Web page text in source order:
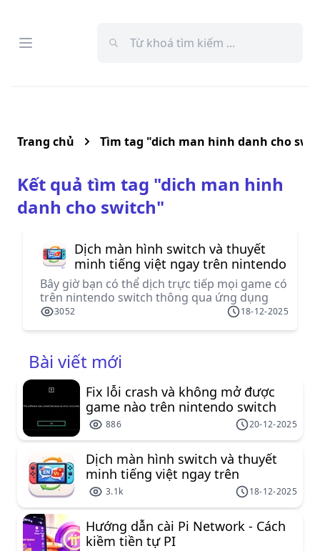
Open menu
Menu
Tìm tag "dich man hinh danh cho switch
Trang chủ
Kết quả tìm tag "dich man hinh
danh cho switch"
Dịch màn hình switch và thuyết
minh tiếng việt ngay trên nintendo
switch
Bây giờ bạn có thể dịch trực tiếp mọi game có
trên nintendo switch thông qua ứng dụng
Dịch Màn Hình đến từ Việt Hóa Pro, thao tác
3052 18-12-2025
Bài viết mới
Fix lỗi crash và không mở được
game nào trên nintendo switch
886 20-12-2025
Dịch màn hình switch và thuyết
minh tiếng việt ngay trên
nintendo switch
3.1k 18-12-2025
Hướng dẫn cài Pi Network - Cách
kiềm tiền tự PI